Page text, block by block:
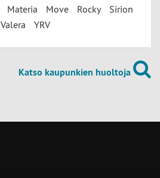
Materia Move Rocky
Sirion
Valera YRV
Katso kaupunkien huoltoja